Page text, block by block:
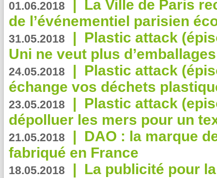
01.06.2018 | La Ville de Paris
de l’événementiel parisien
31.05.2018 | Plastic attack
Uni ne veut plus
24.05.2018 | Plastic attack
échange vos déchets
23.05.2018 | Plastic attack
dépolluer les mers pour un
21.05.2018 | DAO : la marque
fabriqué en France
18.05.2018 | La publicité pour